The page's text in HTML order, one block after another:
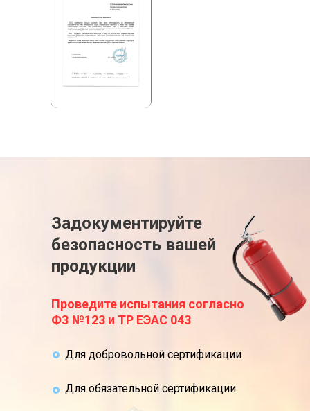
Задокументируйте
безопасность вашей
продукции
Проведите испытания согласно
ФЗ №123 и ТР ЕЭАС 043
Для добровольной сертификации
Для обязательной сертификации